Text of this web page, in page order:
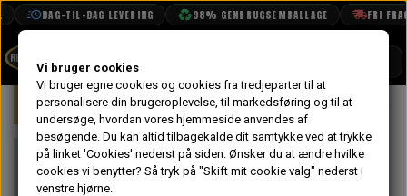
DAG-TIL-DAG LEVERING 98% GENBRUGSEMBALLAGE FRI
BOOK TID
PROJEKTER
TEKNISK DATA
Forside Mini Karrosseri Bund
Forstærkning
Vi bruger cookies
Vi bruger egne cookies og cookies fra tredjeparter til at
personalisere din brugeroplevelse, til markedsføring og til at
undersøge, hvordan vores hjemmeside anvendes af
besøgende. Du kan altid tilbagekalde dit samtykke ved at trykke
på linket 'Cookies' nederst på siden. Ønsker du at ændre hvilke
cookies vi benytter? Så tryk på "Skift mit cookie valg" nederst i
venstre hjørne.